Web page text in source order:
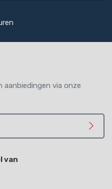
via onze
Meld
van